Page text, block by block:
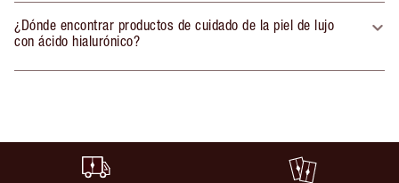
¿Dónde encontrar productos de cuidado de la piel de lujo
con ácido hialurónico?